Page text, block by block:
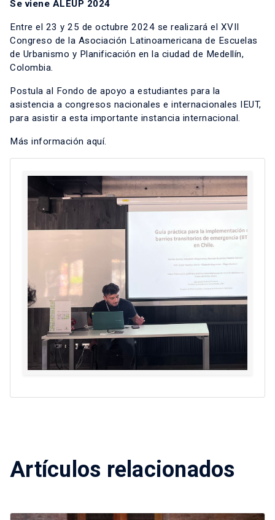
Se viene ALEUP 2024
Entre el 23 y 25 de octubre 2024 se realizará el XVII
Congreso de la Asociación Latinoamericana de Escuelas
de Urbanismo y Planificación en la ciudad de Medellín,
Colombia.
Postula al Fondo de apoyo a estudiantes para la
asistencia a congresos nacionales e internacionales IEUT,
para asistir a esta importante instancia internacional.
Más información aquí.
Artículos relacionados